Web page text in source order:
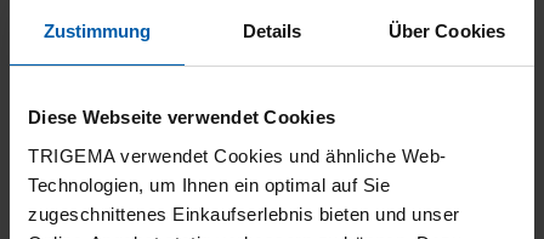
Zustimmung Details Über Cookies
Diese Webseite verwendet Cookies
TRIGEMA verwendet Cookies und ähnliche Web-
Technologien, um Ihnen ein optimal auf Sie
zugeschnittenes Einkaufserlebnis bieten und unser
Schönes Basic Shirt, sitzt sehr gut